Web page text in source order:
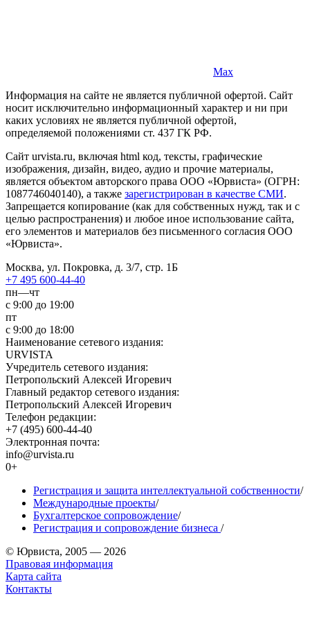
Max
Информация на сайте не является публичной офертой. Cайт
носит исключительно информационный характер и ни при
каких условиях не является публичной офертой,
определяемой положениями ст. 437 ГК РФ.
Сайт urvista.ru, включая html код, тексты, графические
изображения, дизайн, видео­, аудио­ и прочие материалы,
является объектом авторского права ООО «Юрвиста» (ОГРН:
1087746040140), а также зарегистрирован в качестве СМИ.
Запрещается копирование (как для собственных нужд, так и с
целью распространения) и любое иное использование сайта,
его элементов и материалов без письменного согласия ООО
«Юрвиста».
Москва, ул. Покровка, д. 3/7, стр. 1Б
+7 495 600-44-40
пн—чт
с 9:00 до 19:00
пт
с 9:00 до 18:00
Наименование сетевого издания:
URVISTA
Учредитель сетевого издания:
Петропольский Алексей Игоревич
Главный редактор сетевого издания:
Петропольский Алексей Игоревич
Телефон редакции:
+7 (495) 600-44-40
Электронная почта:
info@urvista.ru
0+
Регистрация и защита интеллектуальной собственности/
Международные проекты/
Бухгалтерское сопровождение/
Регистрация и сопровождение бизнеса /
© Юрвиста, 2005 — 2026
Правовая информация
Карта сайта
Контакты